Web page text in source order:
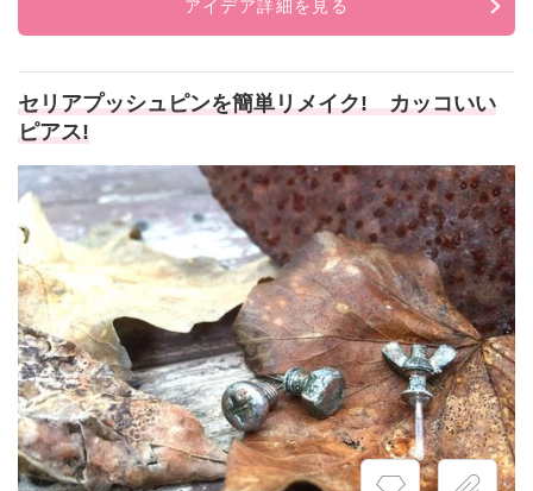
アイデア詳細を見る
セリアプッシュピンを簡単リメイク! カッコいい
ピアス!